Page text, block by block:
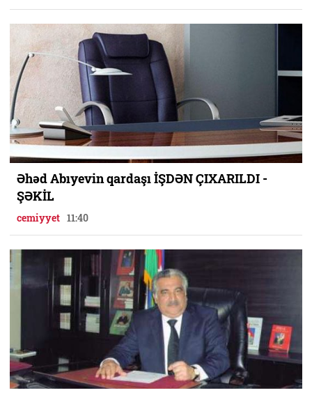
Əhəd Abıyevin qardaşı İŞDƏN ÇIXARILDI -
ŞƏKİL
cemiyyet 11:40